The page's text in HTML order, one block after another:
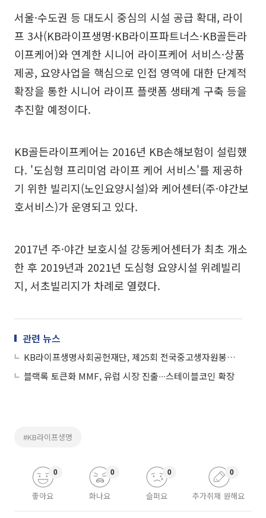
서울·수도권 등 대도시 중심의 시설 공급 확대, 라이
프 3사(KB라이프생명·KB라이프파트너스·KB골든라
이프케어)와 연계한 시니어 라이프케어 서비스·상품
제공, 요양사업을 핵심으로 인접 영역에 대한 단계적
확장을 통한 시니어 라이프 플랫폼 생태계 구축 등을
추진할 예정이다.
KB골든라이프케어는 2016년 KB손해보험이 설립했
다. '도심형 프리미엄 라이프 케어 서비스'를 제공하
기 위한 빌리지(노인요양시설)와 케어센터(주·야간보
호서비스)가 운영되고 있다.
2017년 주·야간 보호시설 강동케어센터가 최초 개소
한 후 2019년과 2021년 도심형 요양시설 위례빌리
지, 서초빌리지가 차례로 열렸다.
관련 뉴스
KB라이프생명사회공헌재단, 제25회 전국중고생자원봉사대회 시상식 개최
블랙록 토큰화 MMF, 유럽 시장 진출∙∙∙스테이블코인 확장
#KB라이프생명
좋아요
0
화나요
0
슬퍼요
0
추가취재 원해요
0